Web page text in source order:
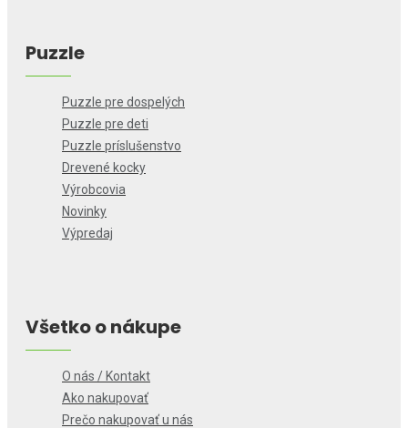
Puzzle
Puzzle pre dospelých
Puzzle pre deti
Puzzle príslušenstvo
Drevené kocky
Výrobcovia
Novinky
Výpredaj
Všetko o nákupe
O nás / Kontakt
Ako nakupovať
Prečo nakupovať u nás